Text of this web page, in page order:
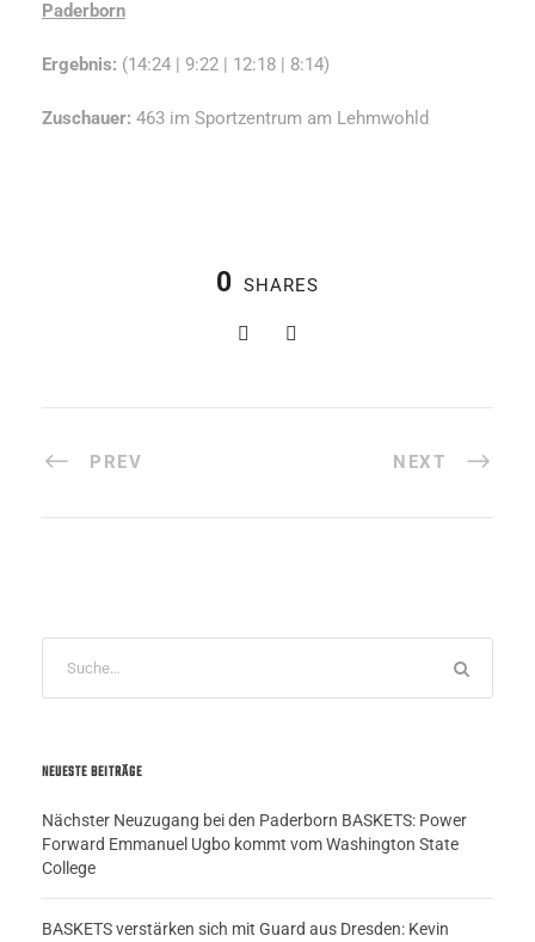
Paderborn
Ergebnis: (14:24 | 9:22 | 12:18 | 8:14)
Zuschauer: 463 im Sportzentrum am Lehmwohld
0 SHARES
PREV NEXT
NEUESTE BEITRÄGE
Nächster Neuzugang bei den Paderborn BASKETS: Power
Forward Emmanuel Ugbo kommt vom Washington State
College
BASKETS verstärken sich mit Guard aus Dresden: Kevin